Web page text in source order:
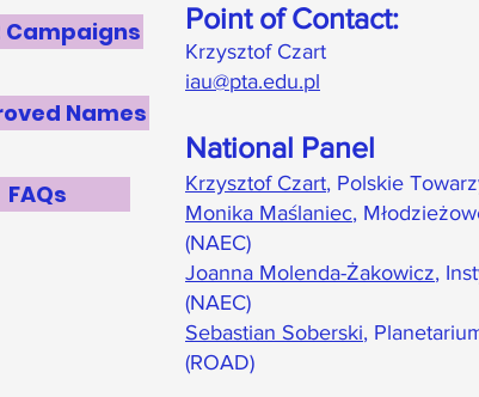
Campaigns
Names
FAQs
Point of Contact:
Krzysztof Czart
iau@pta.edu.pl
National Panel
Krzysztof Czart, Polskie
Monika Maślaniec,
(NAEC)
Joanna Molenda-Żakowicz,
(NAEC)
Sebastian Soberski,
(ROAD)